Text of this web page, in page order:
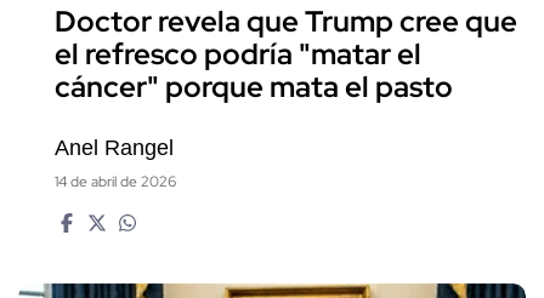
Doctor revela que Trump cree que
el refresco podría "matar el
cáncer" porque mata el pasto
Anel Rangel
14 de abril de 2026